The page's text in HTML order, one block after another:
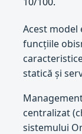
Acest model
funcțiile
statică și
centralizat
sistemului